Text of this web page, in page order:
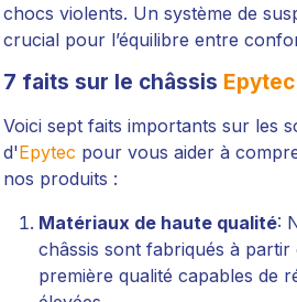
chocs violents. Un système de
crucial pour l’équilibre entre
7 faits sur le châssis Epytec
Voici sept faits importants sur les
d'Epytec pour vous aider à
nos produits :
Matériaux de haute qualité:
châssis sont fabriqués à partir
première qualité capables de